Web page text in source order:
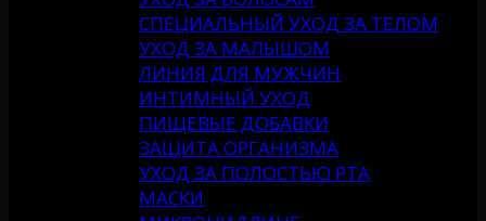
СПЕЦИАЛЬНЫЙ УХОД ЗА ТЕЛОМ
УХОД ЗА МАЛЫШОМ
ЛИНИЯ ДЛЯ МУЖЧИН
ИНТИМНЫЙ УХОД
ПИЩЕВЫЕ ДОБАВКИ
ЗАЩИТА ОРГАНИЗМА
УХОД ЗА ПОЛОСТЬЮ РТА
МАСКИ